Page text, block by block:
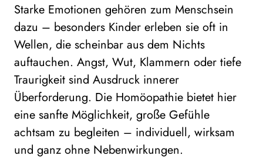
Starke Emotionen gehören zum Menschsein
dazu – besonders Kinder erleben sie oft in
Wellen, die scheinbar aus dem Nichts
auftauchen. Angst, Wut, Klammern oder tiefe
Traurigkeit sind Ausdruck innerer
Überforderung. Die Homöopathie bietet hier
eine sanfte Möglichkeit, große Gefühle
achtsam zu begleiten – individuell, wirksam
und ganz ohne Nebenwirkungen.